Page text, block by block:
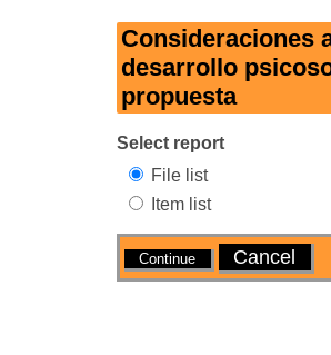
Consideraciones
desarrollo
propuesta
Select report
File list
Item list
Actions Cancel